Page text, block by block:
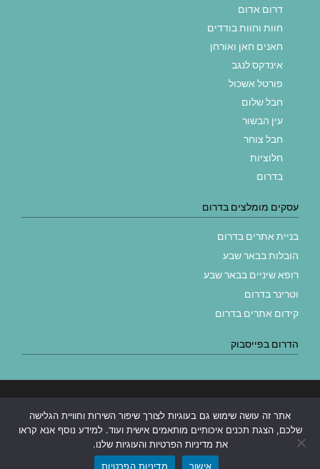
דרום אדום
חוות וחוות בודדים
חאנים חאן ואורחן
אינדקס לנגב
פורטל אשכול
חבל שלום
עין הבשור
חבל צוחר
חלוציות
בדרום
עסקים מומלצים בדרום
בניית אתרים בדרום
הובלות בבאר שבע
רופא שיניים בבאר שבע
וטרינר בדרום
קידום אתרים בדרום
הדרום בפייסבוק
אתרים בבאר שבע|
אתר זה עושה שימוש גם בעוגיות לצורך שיפור השירות וחוויית הגלישה
שלכם, הצגת תכנים איכותיים מותאמים אישית ועוד. למידע נוסף אנא קראו
את מדיניות הפרטיות והעוגיות שלנו.
אישור
מדיניות הפרטיות